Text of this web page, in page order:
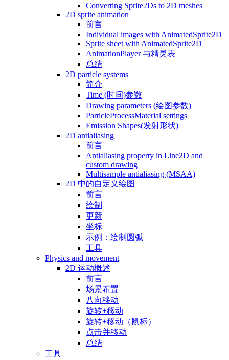
Converting Sprite2Ds to 2D meshes
2D sprite animation
前言
Individual images with AnimatedSprite2D
Sprite sheet with AnimatedSprite2D
AnimationPlayer 与精灵表
总结
2D particle systems
简介
Time (时间)参数
Drawing parameters (绘图参数)
ParticleProcessMaterial settings
Emission Shapes(发射形状)
2D antialiasing
前言
Antialiasing property in Line2D and
custom drawing
Multisample antialiasing (MSAA)
2D 中的自定义绘图
前言
绘制
更新
坐标
示例：绘制圆弧
工具
Physics and movement
2D 运动概述
前言
场景布置
八向移动
旋转+移动
旋转+移动（鼠标）
点击并移动
总结
工具